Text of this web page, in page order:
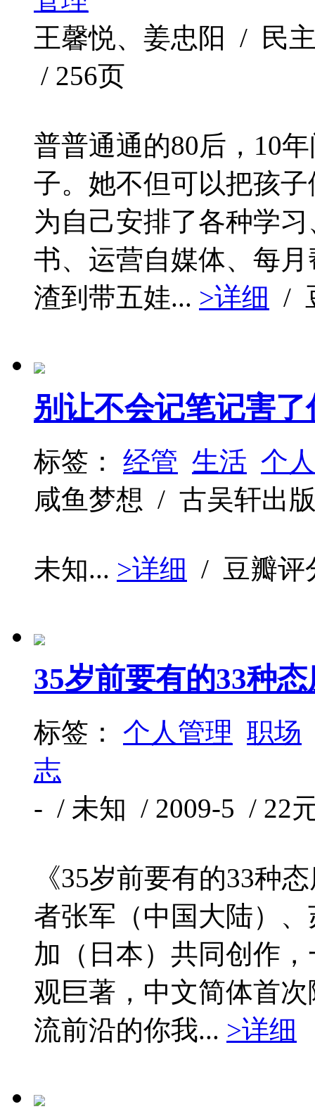
王馨悦、姜忠阳 / 民
/ 256页
普普通通的80后，10
子。她不但可以把孩
为自己安排了各种学
书、运营自媒体、每
渣到带五娃... >详细 /
别让不会记笔记害了
标签： 经管 生活 个
咸鱼梦想 / 古吴轩出
未知... >详细 / 豆瓣
35岁前要有的33种态
标签： 个人管理 职场
志
- / 未知 / 2009-5 / 22
《35岁前要有的33种
者张军（中国大陆）
加（日本）共同创作
观巨著，中文简体首
流前沿的你我... >详细